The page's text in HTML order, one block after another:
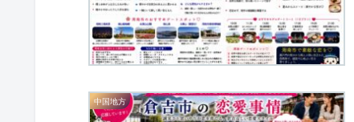
中国地方